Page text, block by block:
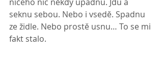
seknu sebou. Nebo i vsedě. Spadnu
ze židle. Nebo prostě usnu… To se mi
fakt stalo.